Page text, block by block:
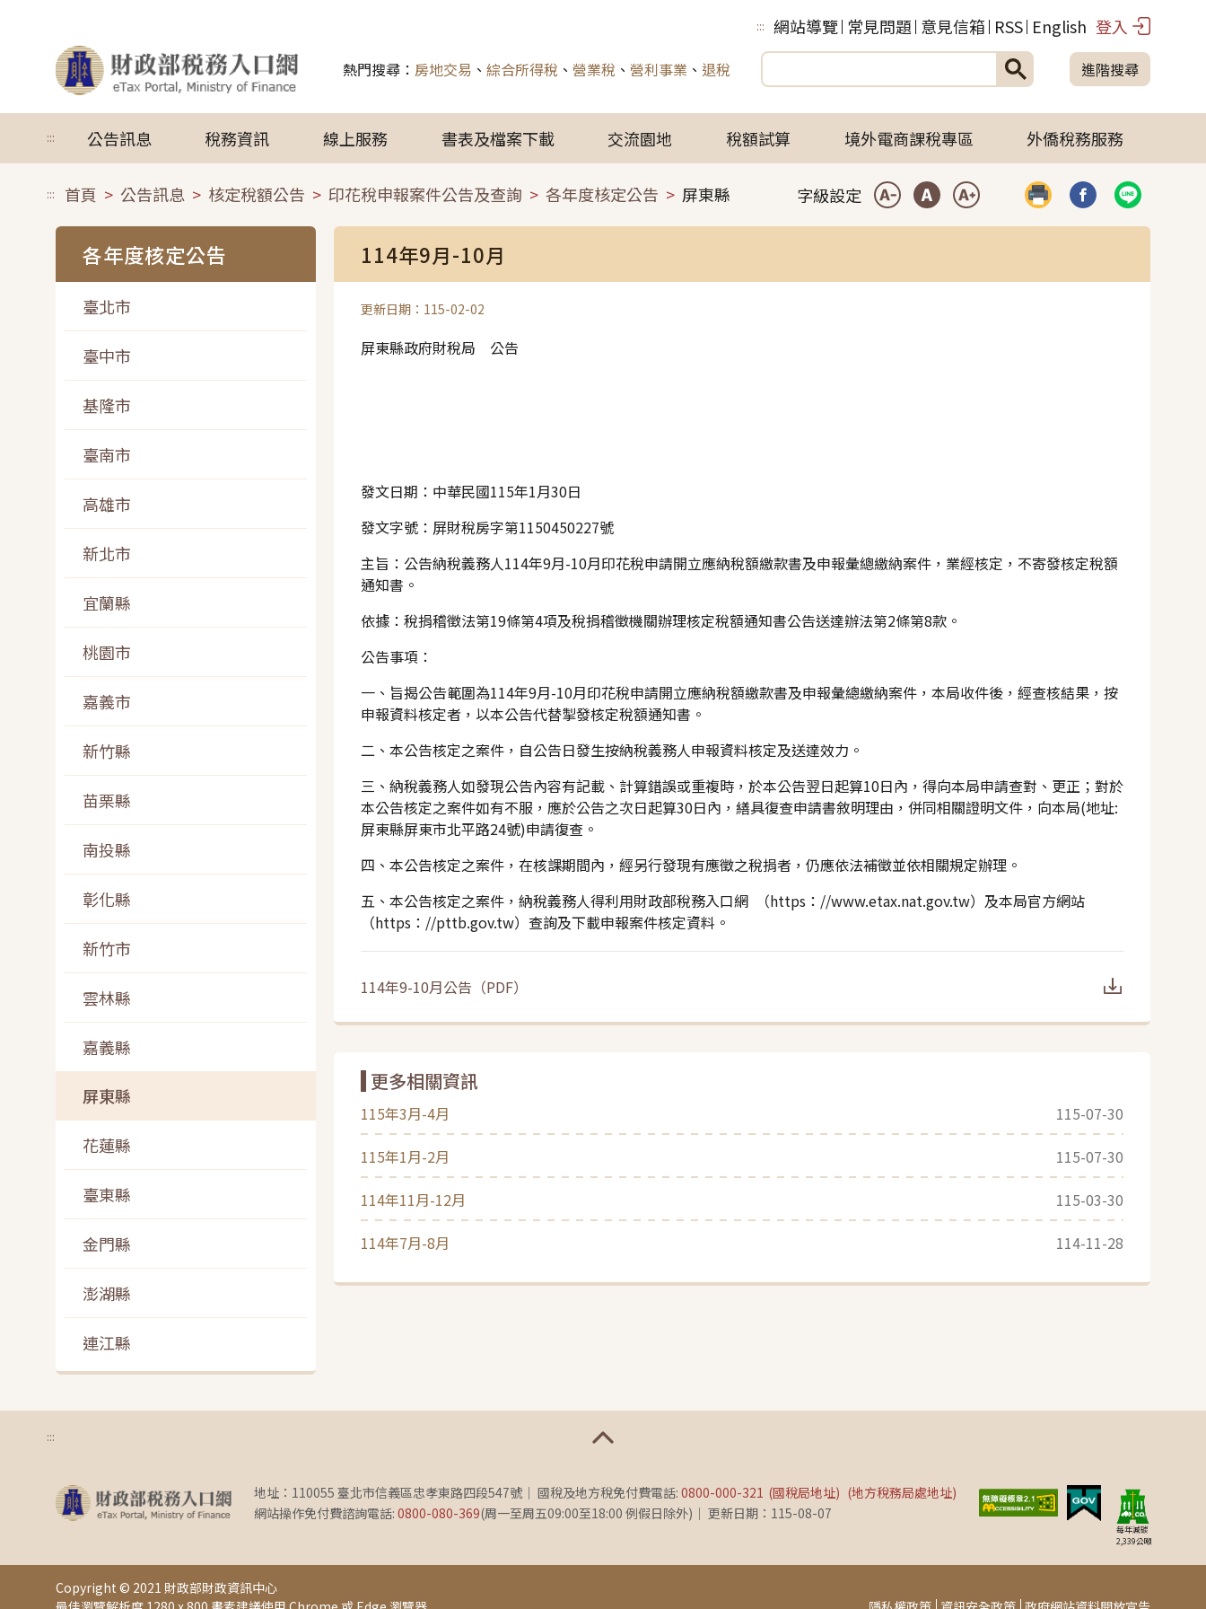
::: 網站導覽 常見問題 意見信箱 RSS English 登入
熱門搜尋： 房地交易 、 綜合所得稅 、 營業稅 、 營利事業 、 退稅 進階搜尋
::: 公告訊息 稅務資訊 線上服務 書表及檔案下載 交流園地 稅額試算 境外電商課稅專區 外僑稅務服務
::: 首頁 公告訊息 核定稅額公告 印花稅申報案件公告及查詢 各年度核定公告 屏東縣 字級設定
小型字中型字大型字 列印 分享到臉書(開啟
分享到
各年度核定公告
臺北市
臺中市
基隆市
臺南市
高雄市
新北市
宜蘭縣
桃園市
嘉義市
新竹縣
苗栗縣
南投縣
彰化縣
新竹市
雲林縣
嘉義縣
屏東縣
花蓮縣
臺東縣
金門縣
澎湖縣
連江縣
114年9月-10月
更新日期：115-02-02
屏東縣政府財稅局 公告
發文日期：中華民國115年1月30日
發文字號：屏財稅房字第1150450227號
主旨：公告納稅義務人114年9月-10月印花稅申請開立應納稅額繳款書及申報彙總繳納案件，業經核定，不寄發核定稅額
通知書。
依據：稅捐稽徵法第19條第4項及稅捐稽徵機關辦理核定稅額通知書公告送達辦法第2條第8款。
公告事項：
一、旨揭公告範圍為114年9月-10月印花稅申請開立應納稅額繳款書及申報彙總繳納案件，本局收件後，經查核結果，按
申報資料核定者，以本公告代替掣發核定稅額通知書。
二、本公告核定之案件，自公告日發生按納稅義務人申報資料核定及送達效力。
三、納稅義務人如發現公告內容有記載、計算錯誤或重複時，於本公告翌日起算10日內，得向本局申請查對、更正；對於
本公告核定之案件如有不服，應於公告之次日起算30日內，繕具復查申請書敘明理由，併同相關證明文件，向本局(地址:
屏東縣屏東市北平路24號)申請復查。
四、本公告核定之案件，在核課期間內，經另行發現有應徵之稅捐者，仍應依法補徵並依相關規定辦理。
五、本公告核定之案件，納稅義務人得利用財政部稅務入口網 （https：//www.etax.nat.gov.tw）及本局官方網站
（https：//pttb.gov.tw）查詢及下載申報案件核定資料。
114年9-10月公告 （PDF）
更多相關資訊
115年3月-4月
115-07-30
115年1月-2月
115-07-30
114年11月-12月
115-03-30
114年7月-8月
114-11-28
:::
地址：110055 臺北市信義區忠孝東路四段547號 國稅及地方稅免付費電話:0800-000-321 (國稅局地址) (地方稅務局處地址)
網站操作免付費諮詢電話:0800-080-369(周一至周五09:00至18:00 例假日除外) 更新日期：115-08-07
每年減碳
2,339公噸
Copyright © 2021 財政部財政資訊中心